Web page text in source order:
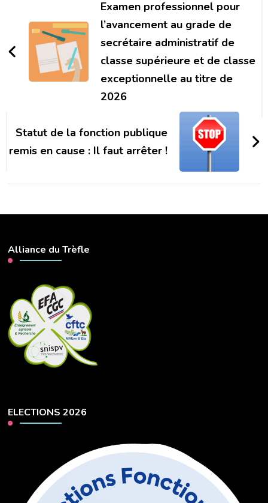
Examen professionnel pour
l’avancement au grade de
secrétaire administratif de
classe supérieure et de classe
exceptionnelle au titre de
2026
Statut de la fonction publique
remis en cause : Il faut arrêter !
Alliance du Trèfle
ELECTIONS 2026